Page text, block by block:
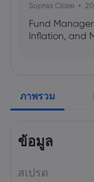
Sophia Claire
Fund
Inflation, and
US
October
US-EU
ภาพรวม
ข้อมูล
สเปรด